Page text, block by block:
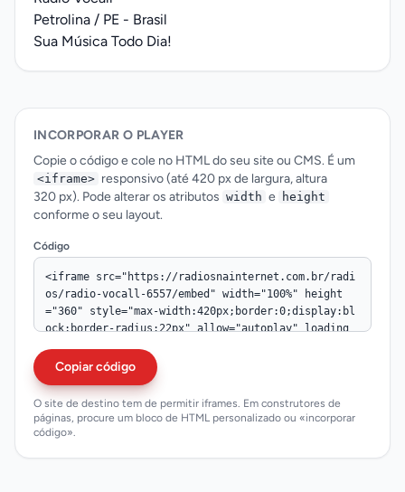
Petrolina / PE - Brasil
Sua Música Todo Dia!
INCORPORAR O PLAYER
Copie o código e cole no HTML do seu site ou CMS. É um
<iframe> responsivo (até 420 px de largura, altura
320 px). Pode alterar os atributos width e height
conforme o seu layout.
Código
Copiar código
O site de destino tem de permitir iframes. Em construtores de
páginas, procure um bloco de HTML personalizado ou «incorporar
código».